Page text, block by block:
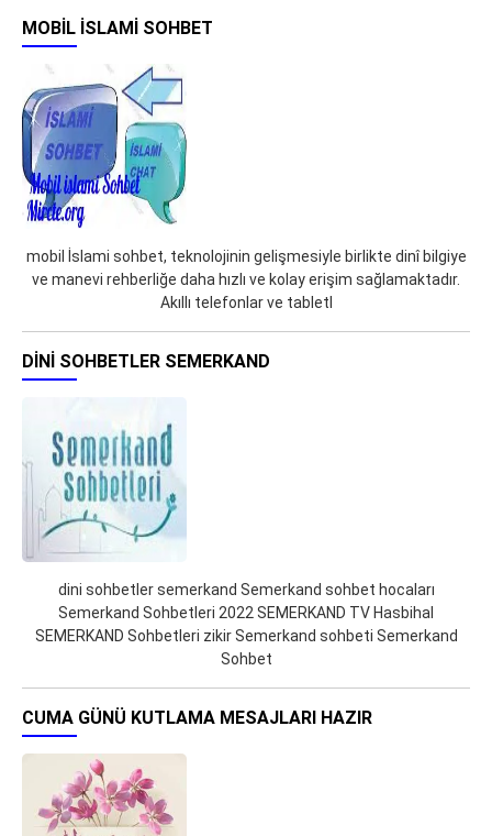
MOBIL İSLAMI SOHBET
mobil İslami sohbet, teknolojinin gelişmesiyle birlikte dinî bilgiye
ve manevi rehberliğe daha hızlı ve kolay erişim sağlamaktadır.
Akıllı telefonlar ve tabletl
DINI SOHBETLER SEMERKAND
dini sohbetler semerkand Semerkand sohbet hocaları
Semerkand Sohbetleri 2022 SEMERKAND TV Hasbihal
SEMERKAND Sohbetleri zikir Semerkand sohbeti Semerkand
Sohbet
CUMA GÜNÜ KUTLAMA MESAJLARI HAZIR